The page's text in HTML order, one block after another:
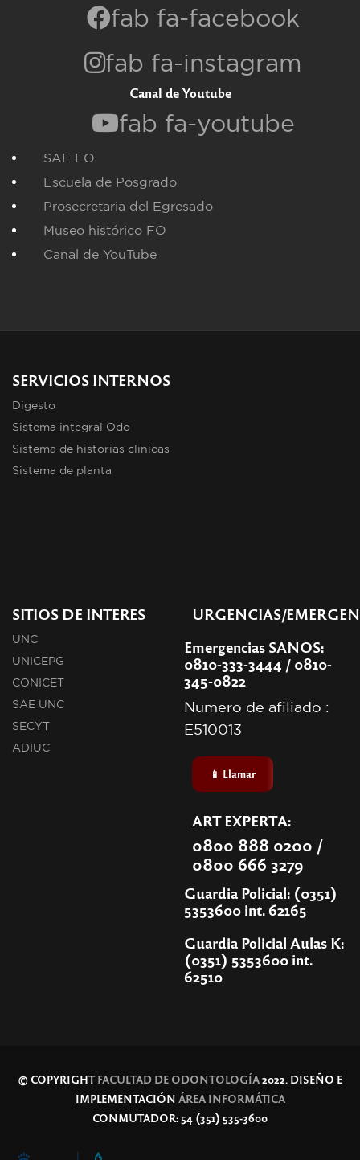
fab fa-facebook
fab fa-instagram
Canal de Youtube
fab fa-youtube
SAE FO
Escuela de Posgrado
Prosecretaria del Egresado
Museo histórico FO
Canal de YouTube
SERVICIOS INTERNOS
Digesto
Sistema integral Odo
Sistema de historias clinicas
Sistema de planta
SITIOS DE INTERES
UNC
UNICEPG
CONICET
SAE UNC
SECYT
ADIUC
URGENCIAS/
Emergencias SANOS:
0810-333-3444 / 0810-
345-0822
Numero de afiliado :
E510013
📱 Llamar
ART EXPERTA:
0800 888 0200 /
0800 666 3279
Guardia Policial: (0351)
5353600 int. 62165
Guardia Policial Aulas K:
(0351) 5353600 int.
62510
© COPYRIGHTFACULTAD DE ODONTOLOGÍA2022. DISEÑO E
IMPLEMENTACIÓN ÁREA INFORMÁTICA
CONMUTADOR: 54 (351) 535-3600